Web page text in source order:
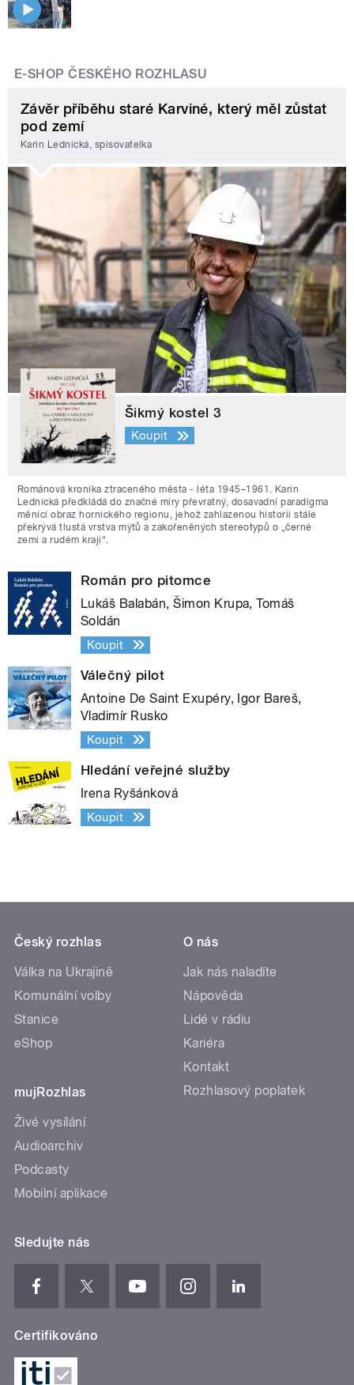
E-SHOP ČESKÉHO ROZHLASU
Závěr příběhu staré Karviné, který měl zůstat
pod zemí
Karin Lednická, spisovatelka
Šikmý kostel 3
Koupit
Románová kronika ztraceného města - léta 1945–1961. Karin
Lednická předkládá do značné míry převratný, dosavadní paradigma
měnící obraz hornického regionu, jehož zahlazenou historii stále
překrývá tlustá vrstva mýtů a zakořeněných stereotypů o „černé
zemi a rudém kraji“.
Román pro pitomce
Lukáš Balabán, Šimon Krupa, Tomáš
Soldán
Koupit
Válečný pilot
Antoine De Saint Exupéry, Igor Bareš,
Vladimír Rusko
Koupit
Hledání veřejné služby
Irena Ryšánková
Koupit
Český rozhlas
Válka na Ukrajině
Komunální volby
Stanice
eShop
mujRozhlas
Živé vysílání
Audioarchiv
Podcasty
Mobilní aplikace
O nás
Jak nás naladíte
Nápověda
Lidé v rádiu
Kariéra
Kontakt
Rozhlasový poplatek
Sledujte nás
Certifikováno